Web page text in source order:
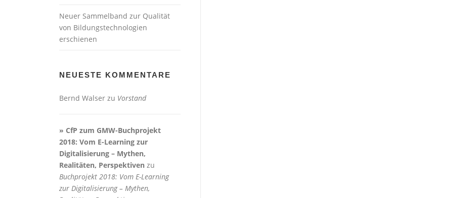
Neuer Sammelband zur Qualität
von Bildungstechnologien
erschienen
NEUESTE KOMMENTARE
Bernd Walser zu Vorstand
» CfP zum GMW-Buchprojekt
2018: Vom E-Learning zur
Digitalisierung – Mythen,
Realitäten, Perspektiven zu
Buchprojekt 2018: Vom E-Learning
zur Digitalisierung – Mythen,